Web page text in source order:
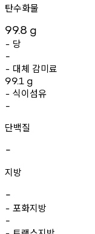
탄수화물
99.8 g
- 당
-
- 대체 감미료
99.1 g
- 식이섬유
-
단백질
-
지방
-
- 포화지방
-